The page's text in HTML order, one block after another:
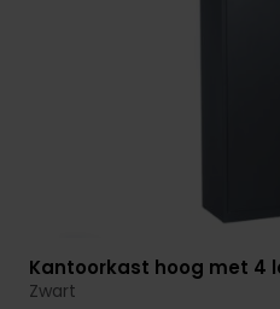
Bekijk product
Kantoorkast hoog met 4
Zwart